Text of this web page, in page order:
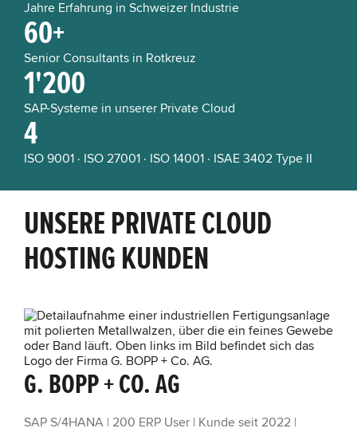
Jahre Erfahrung in Schweizer Industrie
60+
Senior Consultants in Rotkreuz
1'200
SAP-Systeme in unserer Private Cloud
4
ISO 9001 · ISO 27001 · ISO 14001 · ISAE 3402 Type II
UNSERE PRIVATE CLOUD
HOSTING KUNDEN
G. BOPP + CO. AG
SAP S/4HANA | 200 ERP User | Kunde seit 2022 |